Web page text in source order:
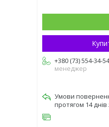
+380 (73) 554-34-54
менеджер
протягом 14 днів